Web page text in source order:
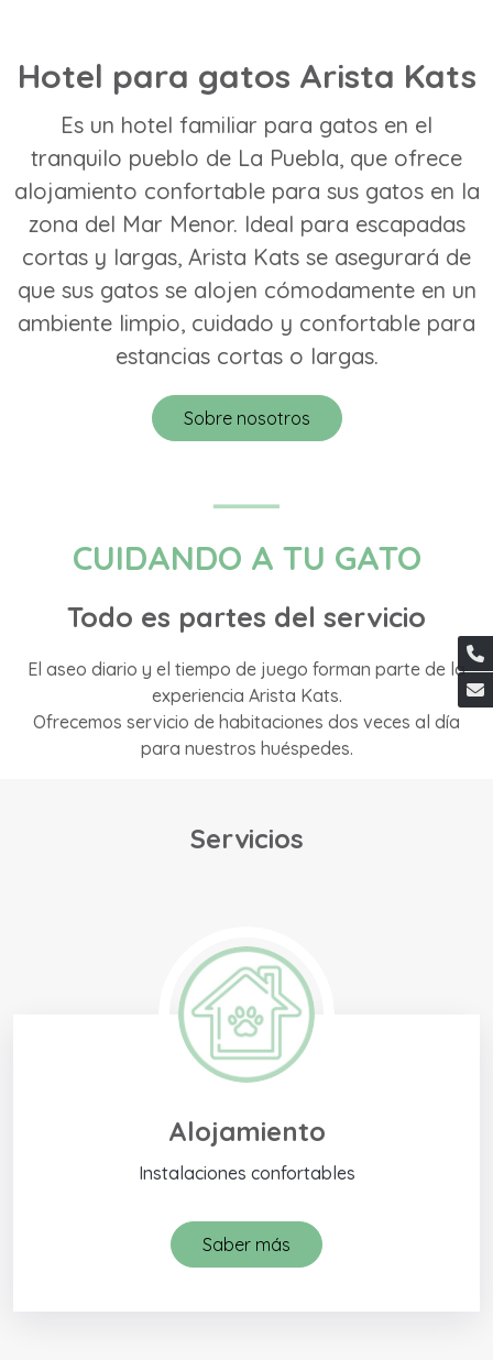
Hotel para gatos Arista Kats
Es un hotel familiar para gatos en el
tranquilo pueblo de La Puebla, que ofrece
alojamiento confortable para sus gatos en la
zona del Mar Menor. Ideal para escapadas
cortas y largas, Arista Kats se asegurará de
que sus gatos se alojen cómodamente en un
ambiente limpio, cuidado y confortable para
estancias cortas o largas.
Sobre nosotros
CUIDANDO A TU GATO
Todo es partes del servicio
El aseo diario y el tiempo de juego forman parte de la
experiencia Arista Kats.
Ofrecemos servicio de habitaciones dos veces al día
para nuestros huéspedes.
Servicios
Alojamiento
Instalaciones confortables
Saber más